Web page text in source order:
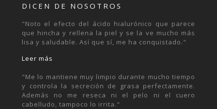
DICEN DE NOSOTROS
"Noto el efecto del ácido hialurónico que parece
que hincha y rellena la piel y se la ve mucho más
lisa y saludable. Así que sí, me ha conquistado."
Leer más
"Me lo mantiene muy limpio durante mucho tiempo
y controla la secreción de grasa perfectamente.
Además no me reseca ni el pelo ni el cuero
cabelludo, tampoco lo irrita."